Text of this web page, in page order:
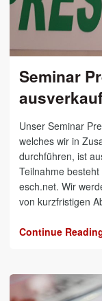
Seminar
Unser Seminar
welches wir in
durchführen, ist
Teilnahme
esch.net. Wir
von kurzfristigen
Continue